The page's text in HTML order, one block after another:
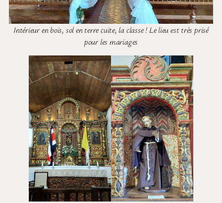
Intérieur en bois, sol en terre cuite, la classe ! Le lieu est très prisé
pour les mariages